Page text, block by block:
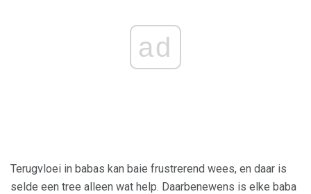
ad
Terugvloei in babas kan baie frustrerend wees, en daar is
selde een tree alleen wat help. Daarbenewens is elke baba